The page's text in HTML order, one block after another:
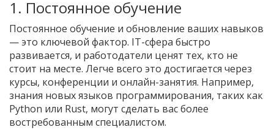
1. Постоянное обучение
Постоянное обучение и обновление ваших навыков
— это ключевой фактор. IT-сфера быстро
развивается, и работодатели ценят тех, кто не
стоит на месте. Легче всего это достигается через
курсы, конференции и онлайн-занятия. Например,
знания новых языков программирования, таких как
Python или Rust, могут сделать вас более
востребованным специалистом.